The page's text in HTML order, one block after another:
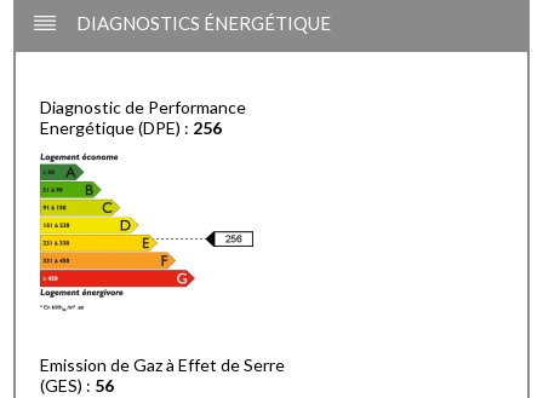
DIAGNOSTICS ÉNERGÉTIQUE
Diagnostic de Performance
Energétique (DPE) : 256
Emission de Gaz à Effet de Serre
(GES) : 56